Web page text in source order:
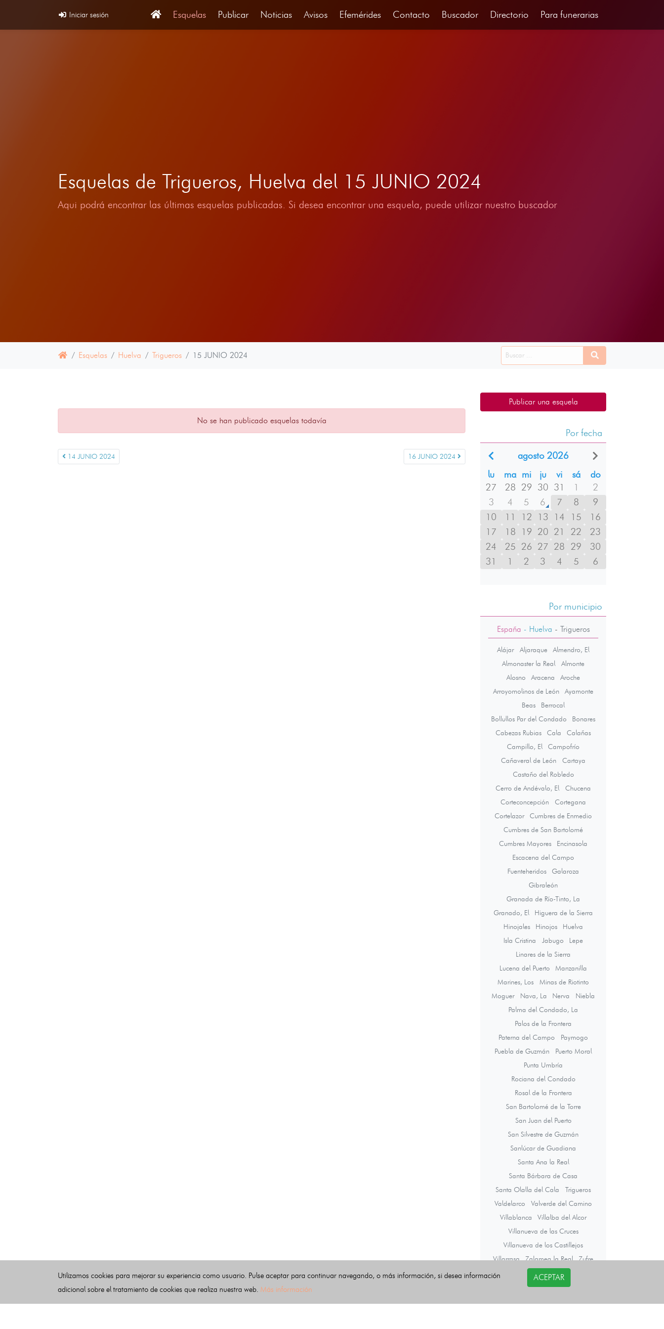
Iniciar sesión Esquelas Publicar Noticias Avisos Efemérides Contacto Buscador Directorio Para funerarias
Esquelas de Trigueros, Huelva del 15 JUNIO 2024
Aqui podrá encontrar las últimas esquelas publicadas. Si desea encontrar una esquela, puede utilizar nuestro buscador
Esquelas Huelva Trigueros 15 JUNIO 2024
No se han publicado esquelas todavía
14 JUNIO 2024 16 JUNIO 2024
Publicar una esquela
Por fecha
agosto 2026
lu
ma mi ju vi sá
do
27
28 29 30 31 1
2
3
4 5 6 7 8
9
10
11 12 13 14 15
16
17
18 19 20 21 22
23
24
25 26 27 28 29
30
31
1 2 3 4 5 6
Por municipio
España - Huelva - Trigueros
Alájar Aljaraque
Almendro, El
Almonaster la Real
Almonte
Alosno
Aracena
Aroche
Arroyomolinos de León
Ayamonte
Beas
Berrocal
Bollullos Par del Condado
Bonares
Cabezas Rubias
Cala
Calañas
Campillo, El
Campofrío
Cañaveral de León
Cartaya
Castaño del Robledo
Cerro de Andévalo, El
Chucena
Corteconcepción
Cortegana
Cortelazor
Cumbres de Enmedio
Cumbres de San Bartolomé
Cumbres Mayores
Encinasola
Escacena del Campo
Fuenteheridos
Galaroza
Gibraleón
Granada de Río-Tinto, La
Granado, El
Higuera de la Sierra
Hinojales
Hinojos
Huelva
Isla Cristina
Jabugo
Lepe
Linares de la Sierra
Lucena del Puerto
Manzanilla
Marines, Los
Minas de Riotinto
Moguer
Nava, La Nerva
Niebla
Palma del Condado, La
Palos de la Frontera
Paterna del Campo
Paymogo
Puebla de Guzmán
Puerto Moral
Punta Umbría
Rociana del Condado
Rosal de la Frontera
San Bartolomé de la Torre
San Juan del Puerto
San Silvestre de Guzmán
Sanlúcar de Guadiana
Santa Ana la Real
Santa Bárbara de Casa
Santa Olalla del Cala
Trigueros
Valdelarco
Valverde del Camino
Villablanca
Villalba del Alcor
Villanueva de las Cruces
Villanueva de los Castillejos
Villarrasa
Zalamea la Real Zufre
Utilizamos cookies para mejorar su experiencia como usuario. Pulse aceptar para continuar navegando, o más información, si desea información
adicional sobre el tratamiento de cookies que realiza nuestra web. Más información
ACEPTAR